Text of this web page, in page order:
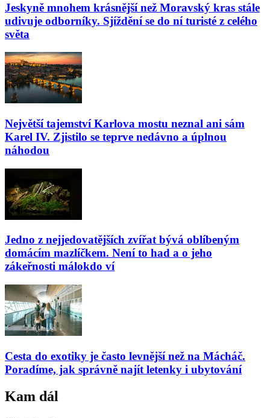
Jeskyně mnohem krásnější než Moravský kras stále
udivuje odborníky. Sjíždění se do ní turisté z celého
světa
Největší tajemství Karlova mostu neznal ani sám
Karel IV. Zjistilo se teprve nedávno a úplnou
náhodou
Jedno z nejjedovatějších zvířat bývá oblíbeným
domácím mazlíčkem. Není to had a o jeho
zákeřnosti málokdo ví
Cesta do exotiky je často levnější než na Mácháč.
Poradíme, jak správně najít letenky i ubytování
Kam dál